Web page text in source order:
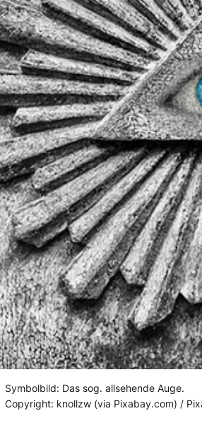
Symbolbild: Das sog. allsehende Auge.
Copyright: knollzw (via Pixabay.com) /